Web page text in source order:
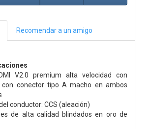
Recomendar a un amigo
V2.0 premium alta velocidad con
con conector tipo A macho en ambos
conductor: CCS (aleación)
de alta calidad blindados en oro de